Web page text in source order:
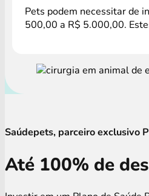
Pets podem necessitar de
500,00 a R$ 5.000,00.
Saúdepets, parceiro exclusivo
Até 100% de